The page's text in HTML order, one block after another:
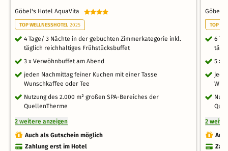
Göbel's Hotel AquaVita
TOP WELLNESSHOTEL 2025
4 Tage/ 3 Nächte in der gebuchten Zimmerkategorie inkl.
täglich reichhaltiges Frühstücksbuffet
3 x Verwöhnbuffet am Abend
jeden Nachmittag feiner Kuchen mit einer Tasse
Wunschkaffee oder Tee
Nutzung des 2.000 m² großen SPA-Bereiches der
QuellenTherme
2 weitere anzeigen
Auch als Gutschein möglich
Zahlung erst im Hotel
TOP
6
5 x
2